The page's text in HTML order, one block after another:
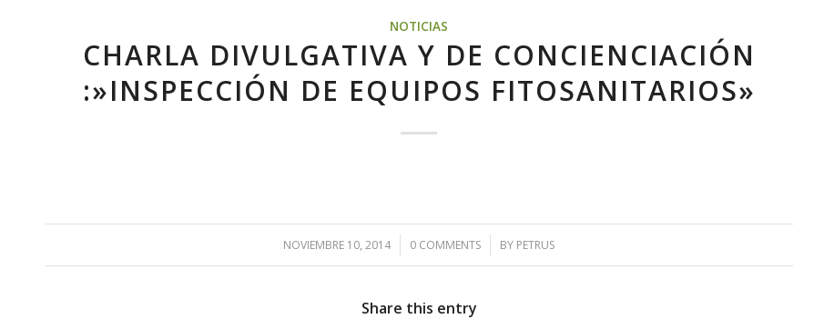
NOTICIAS
CHARLA DIVULGATIVA Y DE CONCIENCIACIÓN
:»INSPECCIÓN DE EQUIPOS FITOSANITARIOS»
NOVIEMBRE 10, 2014
/ 0 COMMENTS
/ BY PETRUS
Share this entry